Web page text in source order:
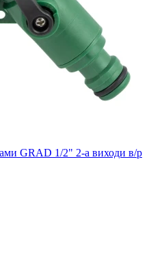
GRAD 1/2" 2-а виходи в/р